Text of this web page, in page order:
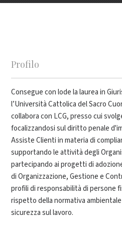
Profilo
Consegue con lode la laurea in
l’Università Cattolica del Sacro
collabora con LCG, presso cui
focalizzandosi sul diritto penale
Assiste Clienti in materia di
supportando le attività degli
partecipando ai progetti di
di Organizzazione, Gestione e
profili di responsabilità di persone
rispetto della normativa
sicurezza sul lavoro.